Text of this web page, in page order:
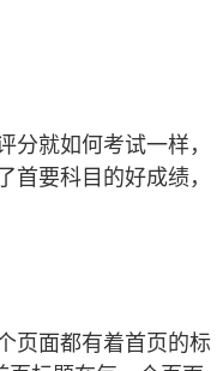
就如何考试一样，
要科目的好成绩，
页面都有着首页的标